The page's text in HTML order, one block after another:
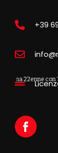
con 7 Kg di
+39